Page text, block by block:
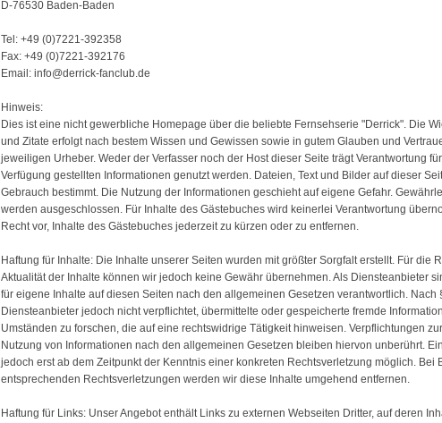
D-76530 Baden-Baden
Tel: +49 (0)7221-392358
Fax: +49 (0)7221-392176
Email: info@derrick-fanclub.de
Hinweis:
Dies ist eine nicht gewerbliche Homepage über die beliebte Fernsehserie "Derrick". Die
und Zitate erfolgt nach bestem Wissen und Gewissen sowie in gutem Glauben und
jeweiligen Urheber. Weder der Verfasser noch der Host dieser Seite trägt Verantwortung
Verfügung gestellten Informationen genutzt werden. Dateien, Text und Bilder auf dieser
Gebrauch bestimmt. Die Nutzung der Informationen geschieht auf eigene Gefahr.
werden ausgeschlossen. Für Inhalte des Gästebuches wird keinerlei Verantwortung
Recht vor, Inhalte des Gästebuches jederzeit zu kürzen oder zu entfernen.
Haftung für Inhalte: Die Inhalte unserer Seiten wurden mit größter Sorgfalt erstellt. Für die
Aktualität der Inhalte können wir jedoch keine Gewähr übernehmen. Als Diensteanbieter
für eigene Inhalte auf diesen Seiten nach den allgemeinen Gesetzen verantwortlich. Nach
Diensteanbieter jedoch nicht verpflichtet, übermittelte oder gespeicherte fremde
Umständen zu forschen, die auf eine rechtswidrige Tätigkeit hinweisen. Verpflichtungen
Nutzung von Informationen nach den allgemeinen Gesetzen bleiben hiervon unberührt.
jedoch erst ab dem Zeitpunkt der Kenntnis einer konkreten Rechtsverletzung möglich. Bei
entsprechenden Rechtsverletzungen werden wir diese Inhalte umgehend entfernen.
Haftung für Links: Unser Angebot enthält Links zu externen Webseiten Dritter, auf deren